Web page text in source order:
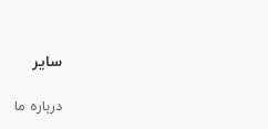
سایر
درباره ما